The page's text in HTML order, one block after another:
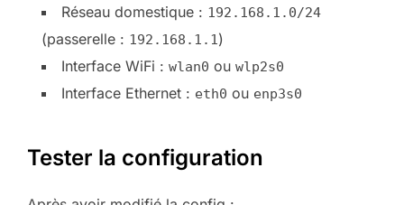
Réseau domestique : 192.168.1.0/24
(passerelle : 192.168.1.1)
Interface WiFi : wlan0 ou wlp2s0
Interface Ethernet : eth0 ou enp3s0
Tester la configuration